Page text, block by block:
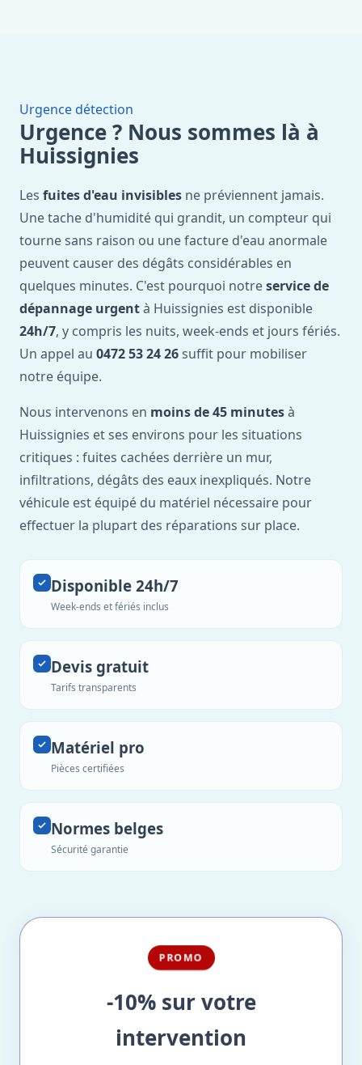
Urgence détection
Urgence ? Nous sommes là à
Huissignies
Les fuites d'eau invisibles ne préviennent jamais.
Une tache d'humidité qui grandit, un compteur qui
tourne sans raison ou une facture d'eau anormale
peuvent causer des dégâts considérables en
quelques minutes. C'est pourquoi notreservice de
dépannage urgentà Huissignies est disponible
24h/7, y compris les nuits, week-ends et jours fériés.
Un appel au 0472 53 24 26 suffit pour mobiliser
notre équipe.
Nous intervenons en moins de 45 minutesà
Huissignies et ses environs pour les situations
critiques : fuites cachées derrière un mur,
infiltrations, dégâts des eaux inexpliqués. Notre
véhicule est équipé du matériel nécessaire pour
effectuer la plupart des réparations sur place.
Disponible 24h/7
Week-ends et fériés inclus
Devis gratuit
Tarifs transparents
Matériel pro
Pièces certifiées
Normes belges
Sécurité garantie
PROMO
-10% sur votre
intervention